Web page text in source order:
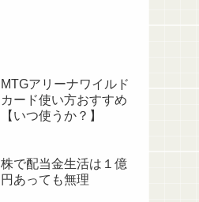
MTGアリーナワイルド
カード使い方おすすめ
【いつ使うか？】
株で配当金生活は１億
円あっても無理